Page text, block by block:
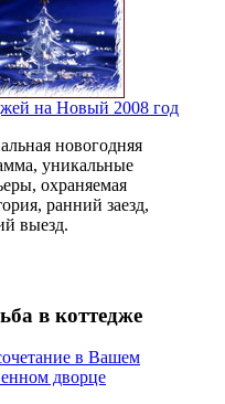
на Новый 2008 год
новогодняя
уникальные
охраняемая
ранний заезд,
выезд.
в коттедже
в Вашем
дворце